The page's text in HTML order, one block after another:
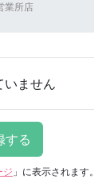
業所店
いません
ジ 」に表示されます。